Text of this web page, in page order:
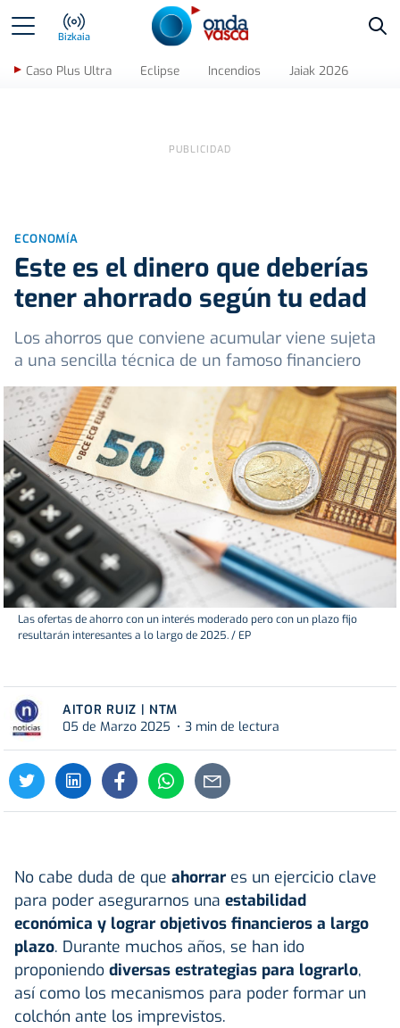
Bizkaia
Caso Plus Ultra Eclipse Incendios Jaiak 2026
ECONOMÍA
Este es el dinero que deberías
tener ahorrado según tu edad
Los ahorros que conviene acumular viene sujeta
a una sencilla técnica de un famoso financiero
Las ofertas de ahorro con un interés moderado pero con un plazo fijo
resultarán interesantes a lo largo de 2025. / EP
AITOR RUIZ | NTM
05 de Marzo 2025
3 min de lectura
No cabe duda de que ahorrar es un ejercicio clave
para poder asegurarnos una estabilidad
económica y lograr objetivos financieros a largo
plazo. Durante muchos años, se han ido
proponiendo diversas estrategias para lograrlo,
así como los mecanismos para poder formar un
colchón ante los imprevistos.